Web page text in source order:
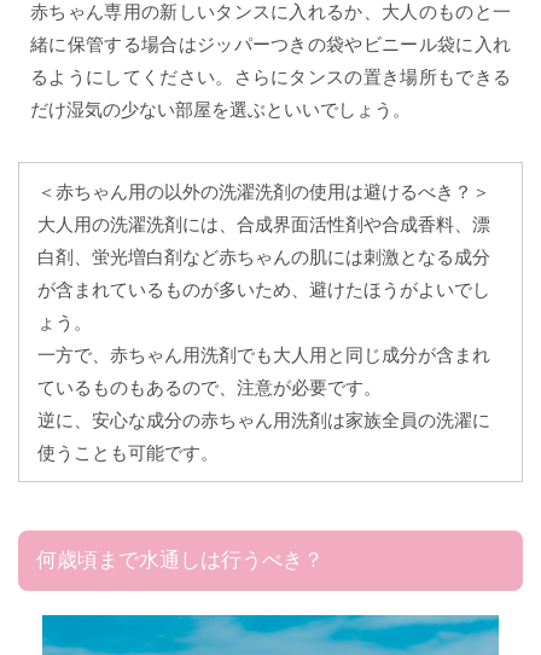
赤ちゃん専用の新しいタンスに入れるか、大人のものと一
緒に保管する場合はジッパーつきの袋やビニール袋に入れ
るようにしてください。さらにタンスの置き場所もできる
だけ湿気の少ない部屋を選ぶといいでしょう。
＜赤ちゃん用の以外の洗濯洗剤の使用は避けるべき？＞
大人用の洗濯洗剤には、合成界面活性剤や合成香料、漂
白剤、蛍光増白剤など赤ちゃんの肌には刺激となる成分
が含まれているものが多いため、避けたほうがよいでし
ょう。
一方で、赤ちゃん用洗剤でも大人用と同じ成分が含まれ
ているものもあるので、注意が必要です。
逆に、安心な成分の赤ちゃん用洗剤は家族全員の洗濯に
使うことも可能です。
何歳頃まで水通しは行うべき？